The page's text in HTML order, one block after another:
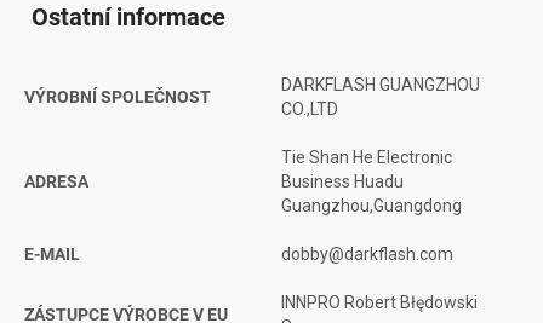
Ostatní informace
VÝROBNÍ SPOLEČNOST
DARKFLASH GUANGZHOU
CO.,LTD
ADRESA
Tie Shan He Electronic
Business Huadu
Guangzhou,Guangdong
E-MAIL dobby@darkflash.com
ZÁSTUPCE VÝROBCE V EU
INNPRO Robert Błędowski